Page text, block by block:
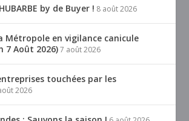
by de Buyer ! 8 août 2026
Métropole en vigilance canicule
7 Août 2026) 7 août 2026
touchées par les
2026